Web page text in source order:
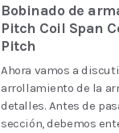
Bobinado de
Pitch Coil Span
Pitch
Ahora vamos a
arrollamiento de la
detalles. Antes de
sección, debemos